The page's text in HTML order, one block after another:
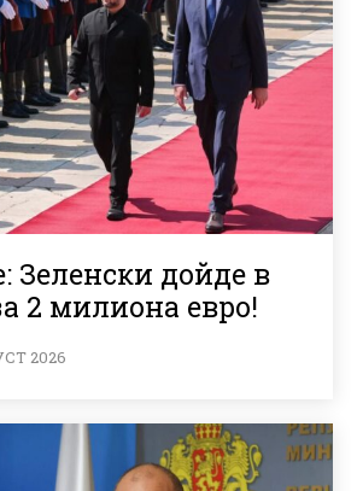
Зеленски дойде в
2 милиона евро!
2026